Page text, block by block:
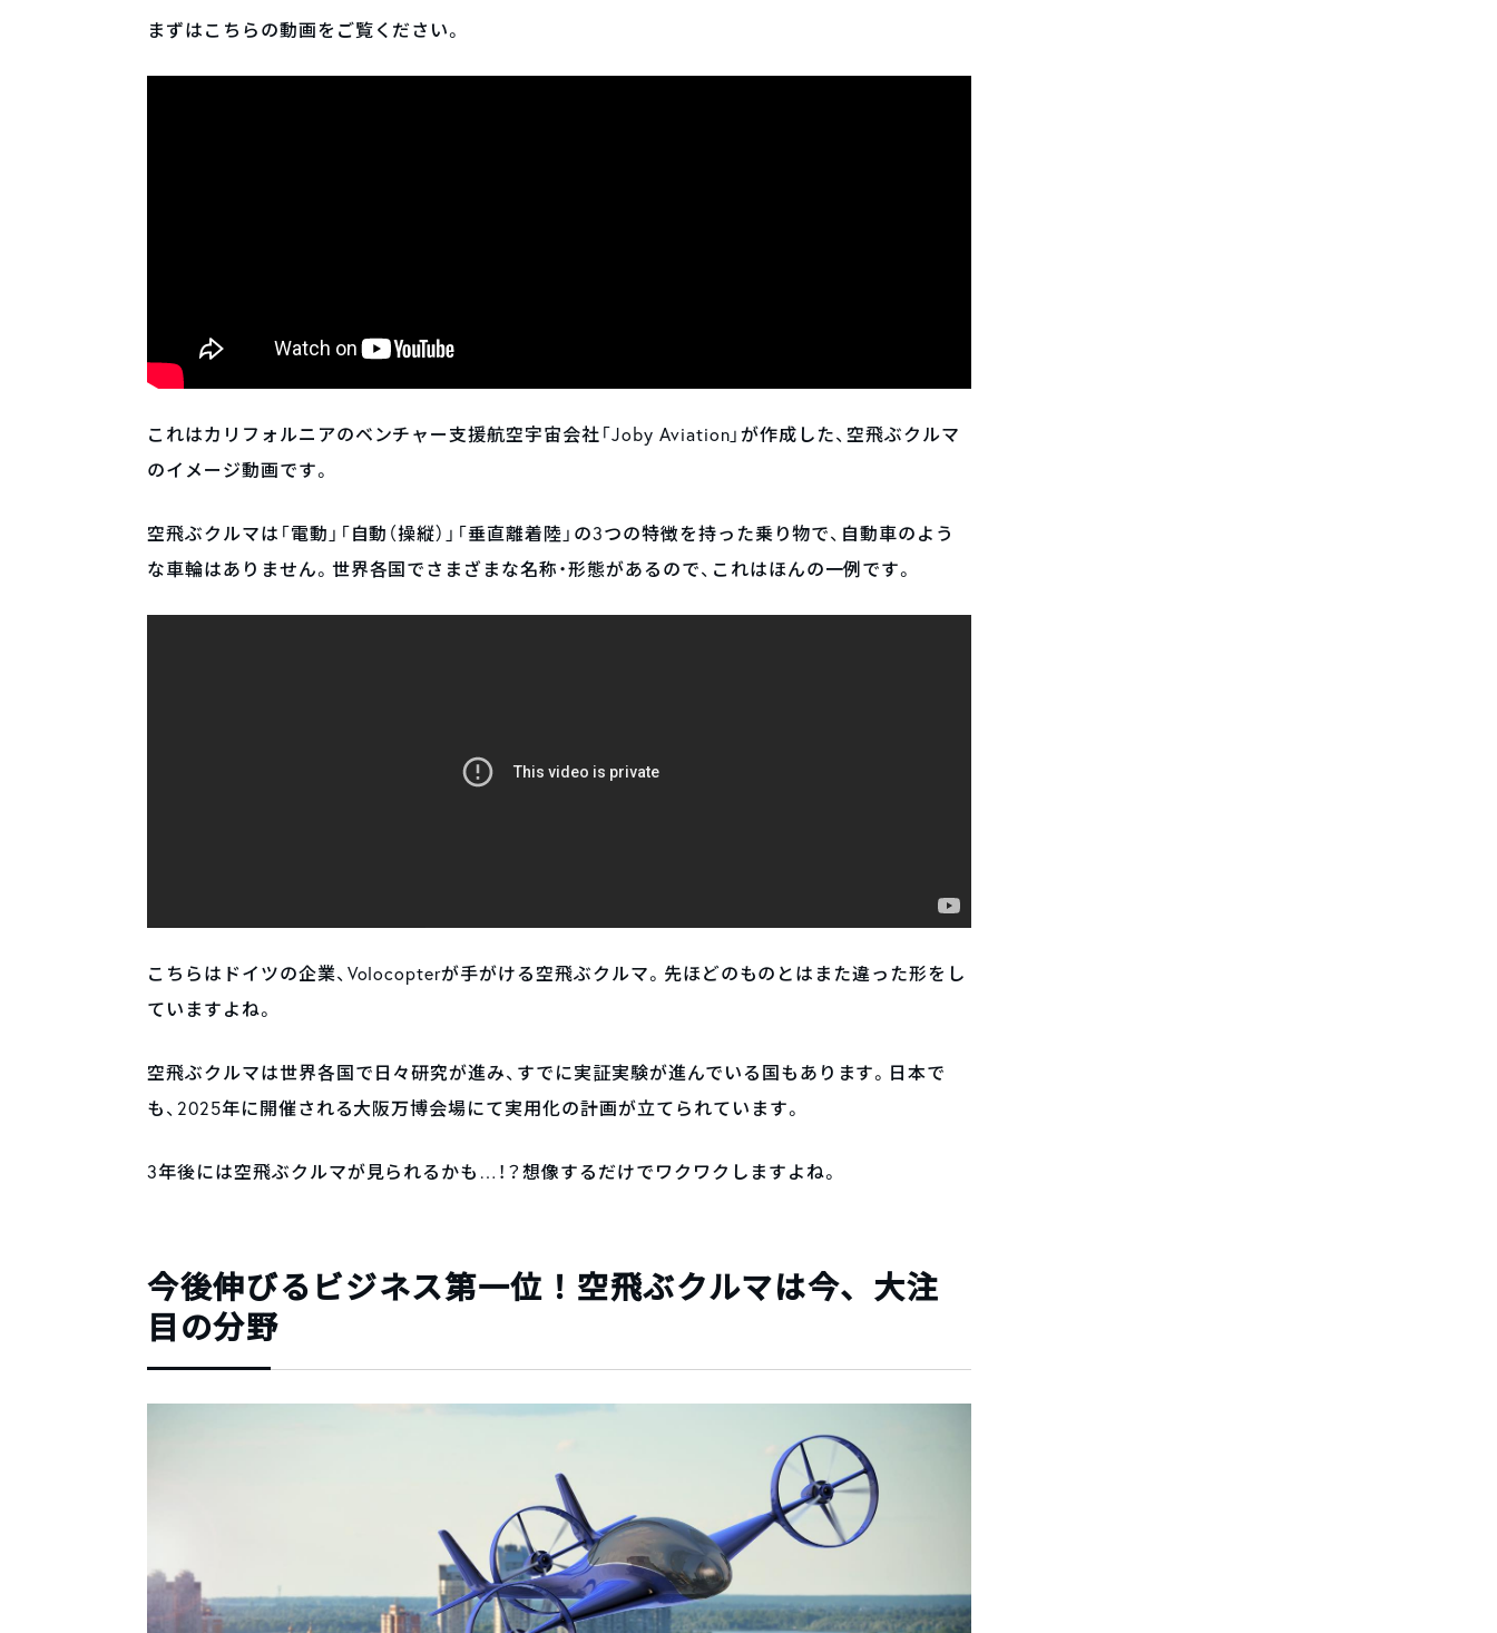
まずはこちらの動画をご覧ください。
これはカリフォルニアのベンチャー支援航空宇宙会社「Joby Aviation」が作成した、空飛ぶクルマ
のイメージ動画です。
空飛ぶクルマは「電動」「自動（操縦）」「垂直離着陸」の3つの特徴を持った乗り物で、自動車のよう
な車輪はありません。世界各国でさまざまな名称・形態があるので、これはほんの一例です。
こちらはドイツの企業、Volocopterが手がける空飛ぶクルマ。先ほどのものとはまた違った形をし
ていますよね。
空飛ぶクルマは世界各国で日々研究が進み、すでに実証実験が進んでいる国もあります。日本で
も、2025年に開催される大阪万博会場にて実用化の計画が立てられています。
3年後には空飛ぶクルマが見られるかも…！？想像するだけでワクワクしますよね。
今後伸びるビジネス第一位！空飛ぶクルマは今、大注
目の分野